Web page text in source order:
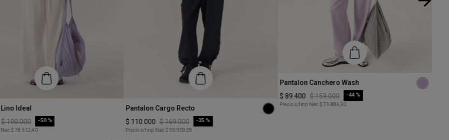
Ideal
$190.000 -50 %
$ 78.512,40
S
Pantalon Cargo Recto
$ 110. 000 $169.000 -35 %
Precio s/Imp.Nac $ 90.909,09
XS
Pantalon Canchero Wash
$ 89.400 $159.000 -44 %
Precio s/Imp.Nac $ 73.884,30